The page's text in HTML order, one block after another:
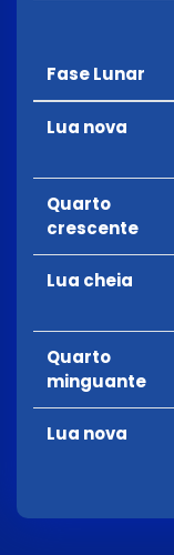
Fase Lunar
Lua nova
Quarto
crescente
Lua cheia
Quarto
minguante
Lua nova